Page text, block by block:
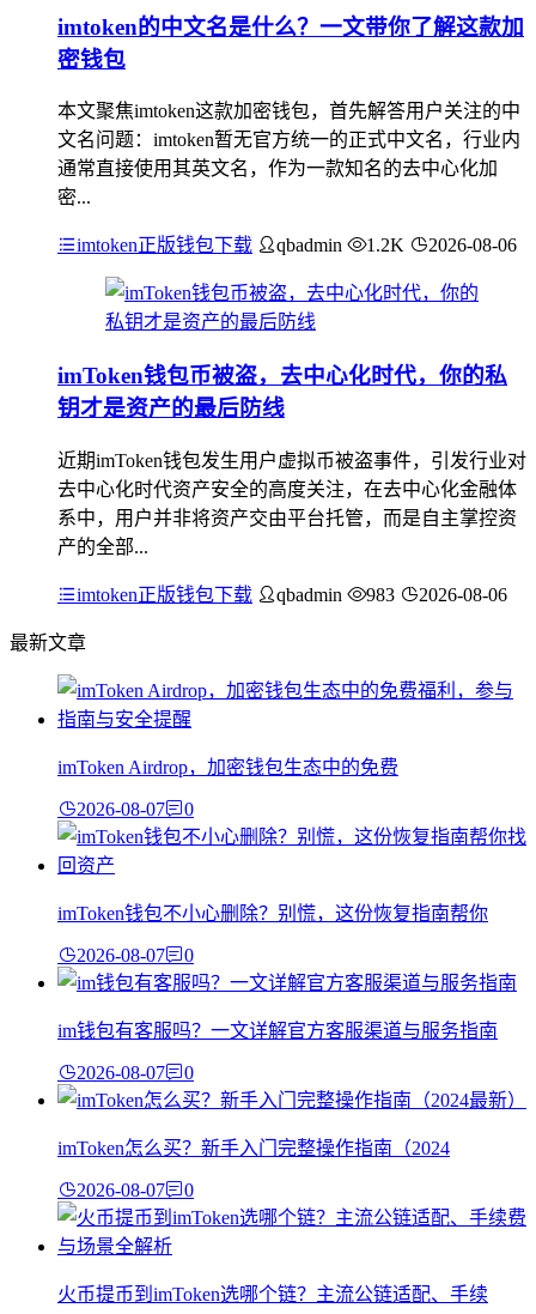
imtoken的中文名是什么？一文带你了解这款加
密钱包
本文聚焦imtoken这款加密钱包，首先解答用户关注的中
文名问题：imtoken暂无官方统一的正式中文名，行业内
通常直接使用其英文名，作为一款知名的去中心化加
密...
imtoken正版钱包下载 qbadmin 1.2K 2026-08-06
imToken钱包币被盗，去中心化时代，你的私
钥才是资产的最后防线
近期imToken钱包发生用户虚拟币被盗事件，引发行业对
去中心化时代资产安全的高度关注，在去中心化金融体
系中，用户并非将资产交由平台托管，而是自主掌控资
产的全部...
imtoken正版钱包下载 qbadmin 983 2026-08-06
最新文章
imToken Airdrop，加密钱包生态中的免费
2026-08-07 0
imToken钱包不小心删除？别慌，这份恢复指南帮你
2026-08-07 0
im钱包有客服吗？一文详解官方客服渠道与服务指南
2026-08-07 0
imToken怎么买？新手入门完整操作指南（2024
2026-08-07 0
火币提币到imToken选哪个链？主流公链适配、手续